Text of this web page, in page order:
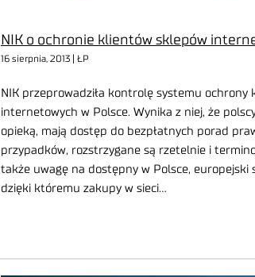
NIK o ochronie klientów sklepów
16 sierpnia, 2013 | ŁP
NIK przeprowadziła kontrolę systemu ochrony
internetowych w Polsce. Wynika z niej, że
opieką, mają dostęp do bezpłatnych porad
przypadków, rozstrzygane są rzetelnie i
także uwagę na dostępny w Polsce, europejski
dzięki któremu zakupy w sieci…